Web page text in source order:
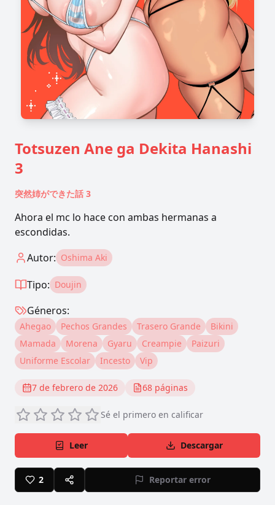
Totsuzen Ane ga Dekita Hanashi
3
突然姉ができた話 3
Ahora el mc lo hace con ambas hermanas a
escondidas.
Autor: Oshima Aki
Tipo: Doujin
Géneros:
Ahegao Pechos Grandes Trasero Grande
Bikini
Mamada
Morena Gyaru Creampie
Paizuri
Uniforme Escolar
Incesto Vip
7 de febrero de 2026 68 páginas
Sé el primero en calificar
Leer Descargar
2 Reportar error